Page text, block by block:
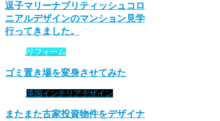
逗子マリーナブリティッシュコロ
ニアルデザインのマンション見学
行ってきました。
リフォーム
ゴミ置き場を変身させてみた
英国インテリアデザイン
またまた古家投資物件をデザイナ